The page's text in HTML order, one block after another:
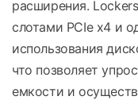
расширения.
слотами PCIe x4 и
использования
что позволяет
емкости и